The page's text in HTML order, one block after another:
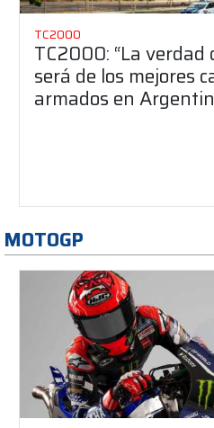
TC2000
TC2000: “La verdad
será de los mejores
armados en
MOTOGP